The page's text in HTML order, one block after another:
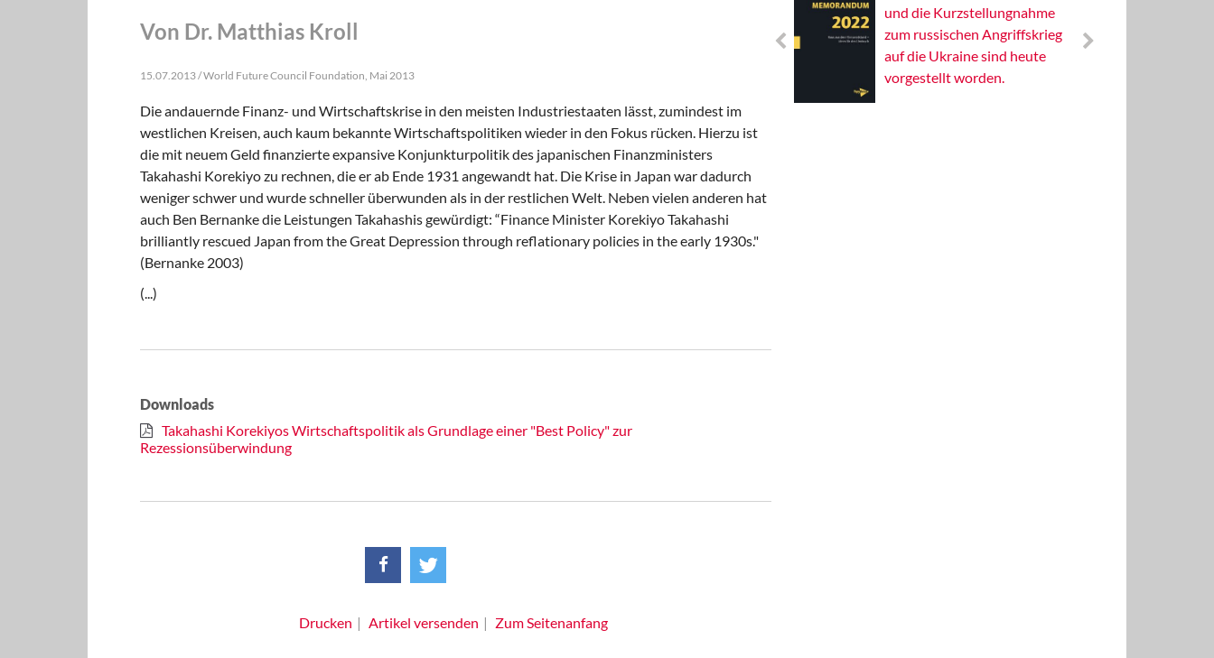
Von Dr. Matthias Kroll
15.07.2013 / World Future Council Foundation, Mai 2013
Die andauernde Finanz- und Wirtschaftskrise in den meisten Industriestaaten lässt, zumindest im
westlichen Kreisen, auch kaum bekannte Wirtschaftspolitiken wieder in den Fokus rücken. Hierzu ist
die mit neuem Geld finanzierte expansive Konjunkturpolitik des japanischen Finanzministers
Takahashi Korekiyo zu rechnen, die er ab Ende 1931 angewandt hat. Die Krise in Japan war dadurch
weniger schwer und wurde schneller überwunden als in der restlichen Welt. Neben vielen anderen hat
auch Ben Bernanke die Leistungen Takahashis gewürdigt: “Finance Minister Korekiyo Takahashi
brilliantly rescued Japan from the Great Depression through reflationary policies in the early 1930s."
(Bernanke 2003)
(...)
Downloads
Takahashi Korekiyos Wirtschaftspolitik als Grundlage einer "Best Policy" zur
Rezessionsüberwindung
Drucken Artikel versenden Zum Seitenanfang
und die Kurzstellungnahme
zum russischen Angriffskrieg
auf die Ukraine sind heute
vorgestellt worden.